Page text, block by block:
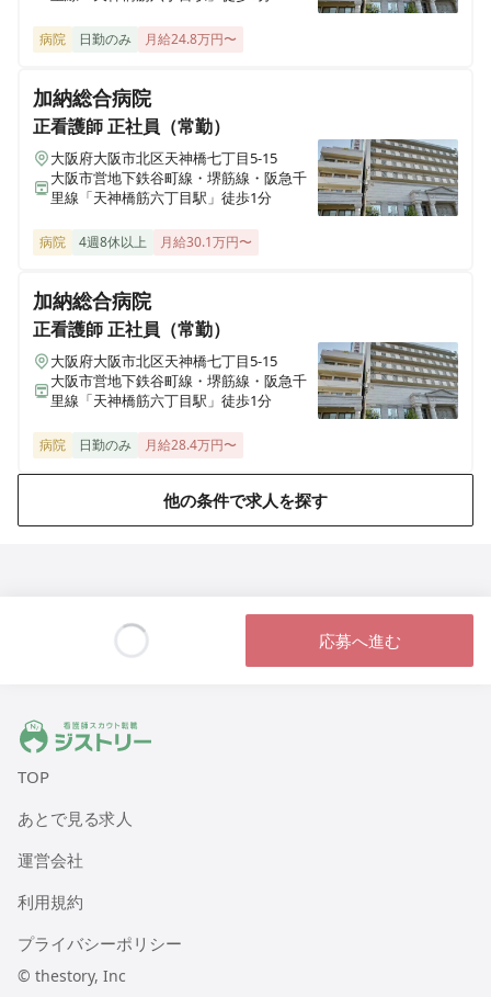
病院 日勤のみ 月給24.8万円〜
加納総合病院
正看護師正社員（常勤）
大阪府大阪市北区天神橋七丁目5-15
大阪市営地下鉄谷町線・堺筋線・阪急千
里線「天神橋筋六丁目駅」徒歩1分
病院 4週8休以上 月給30.1万円〜
加納総合病院
正看護師正社員（常勤）
大阪府大阪市北区天神橋七丁目5-15
大阪市営地下鉄谷町線・堺筋線・阪急千
里線「天神橋筋六丁目駅」徒歩1分
病院 日勤のみ 月給28.4万円〜
他の条件で求人を探す
応募へ進む
ジストリー 看護師の転職マッチング
TOP
あとで見る求人
運営会社
利用規約
プライバシーポリシー
© thestory, Inc